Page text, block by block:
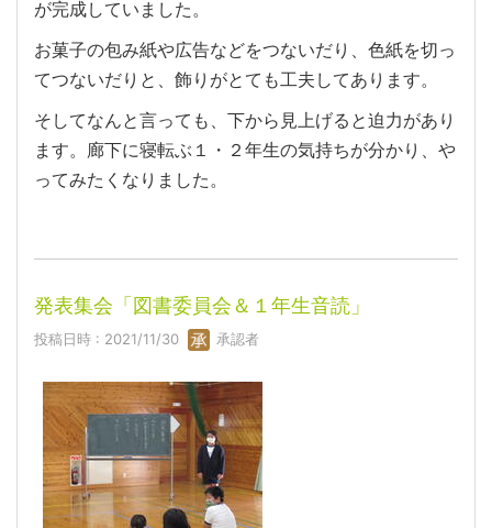
が完成していました。
お菓子の包み紙や広告などをつないだり、色紙を切っ
てつないだりと、飾りがとても工夫してあります。
そしてなんと言っても、下から見上げると迫力があり
ます。廊下に寝転ぶ１・２年生の気持ちが分かり、や
ってみたくなりました。
発表集会「図書委員会＆１年生音読」
投稿日時 : 2021/11/30 承認者